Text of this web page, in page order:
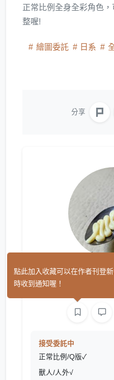
正常比例全身全彩角色
整喔!
繪圖委託 日系
分享
夜
接受委託中
正常比例/Q版✓
獸人/人外√
點此加入收藏可以在作者刊登
時收到通知喔！